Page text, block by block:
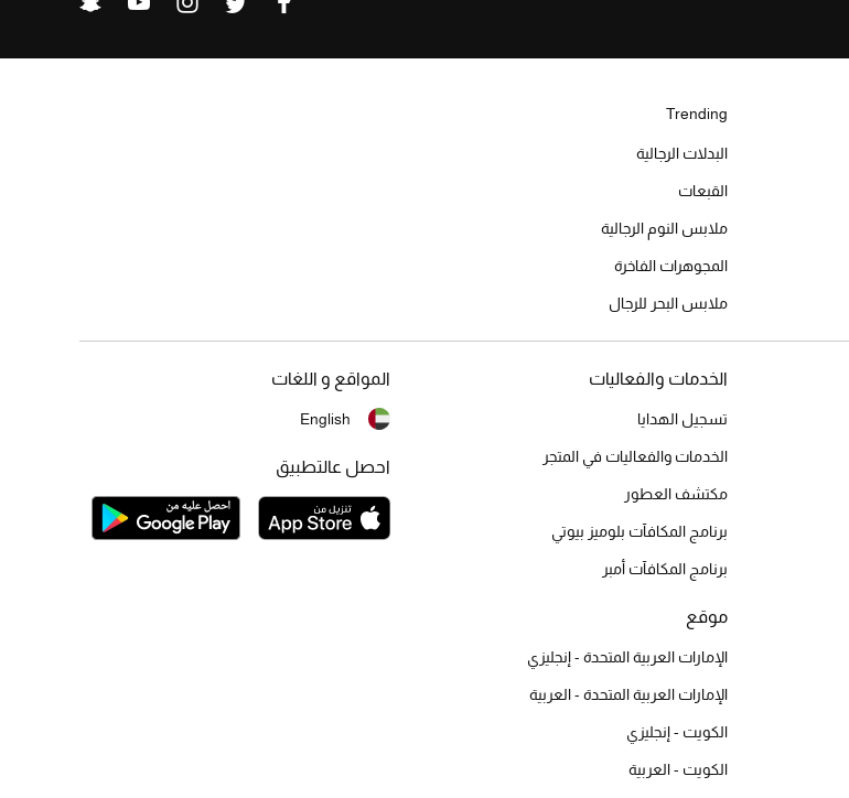
Trending
البدلات الرجالية
القبعات
ملابس النوم الرجالية
المجوهرات الفاخرة
ملابس البحر للرجال
الخدمات والفعاليات
تسجيل الهدايا
الخدمات والفعاليات في المتجر
مكتشف العطور
برنامج المكافآت بلوميز بيوتي
برنامج المكافآت أمبر
موقع
الإمارات العربية المتحدة - إنجليزي
الإمارات العربية المتحدة - العربية
الكويت - إنجليزي
الكويت - العربية
المواقع و اللغات
English
احصل عالتطبيق